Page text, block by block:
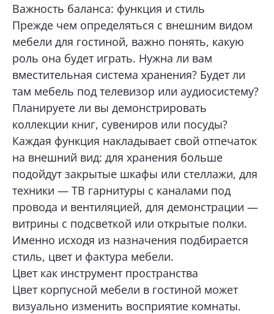
Важность баланса: функция и стиль
Прежде чем определяться с внешним видом
мебели для гостиной, важно понять, какую
роль она будет играть. Нужна ли вам
вместительная система хранения? Будет ли
там мебель под телевизор или аудиосистему?
Планируете ли вы демонстрировать
коллекции книг, сувениров или посуды?
Каждая функция накладывает свой отпечаток
на внешний вид: для хранения больше
подойдут закрытые шкафы или стеллажи, для
техники — ТВ гарнитуры с каналами под
провода и вентиляцией, для демонстрации —
витрины с подсветкой или открытые полки.
Именно исходя из назначения подбирается
стиль, цвет и фактура мебели.
Цвет как инструмент пространства
Цвет корпусной мебели в гостиной может
визуально изменить восприятие комнаты.
ОТПРАВИТЬ
Нажимая кнопку «Отправить», я даю свое согласие
на обработку моих персональных данных, в соответствии с
Федеральным законом от 27.07.2006 года № 152-ФЗ
«О персональных данных», на условиях и для целей,
определенных в Согласии на обработку персональных данных *
Тюмень, 30 лет Победы, 7, стр.5, ТЦ «Новый
Магнат» 1 этаж.
+7 (922) 003-11-44
Перейти
Тюмень, д. Патрушева, ул. Михаила
Лермонтова, 6
+7 (922) 073-10-75
Перейти
Сургут, ул. Маяковского, 57, Интерьер-
Центр «Гулливер»
+7 (967) 555-49-07